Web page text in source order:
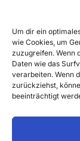
Um dir ein
wie Cookies, um
zuzugreifen. Wenn
Daten wie das
verarbeiten. Wenn
zurückziehst,
beeinträchtigt
Ein Fehler ist